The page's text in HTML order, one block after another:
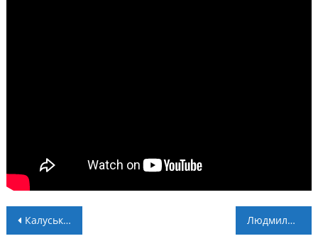
Навігація
Калуський “Легіон” дебютує в чемпіонаті України Людмила Лузан – зіркова представниця українського веслування